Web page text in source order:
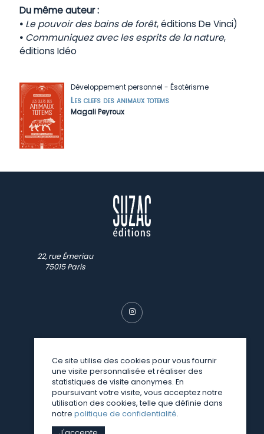
Du même auteur :
• Le pouvoir des bains de forêt, éditions De Vinci)
• Communiquez avec les esprits de la nature,
éditions Idéo
Développement personnel - Ésotérisme
Les clefs des animaux totems
Magali Peyroux
22, rue Émeriau
75015 Paris
© SUZAC 2026
une réalisation Sitedit
Ce site utilise des cookies pour vous fournir
une visite personnalisée et réaliser des
statistiques de visite anonymes. En
poursuivant votre visite, vous acceptez notre
utilisation des cookies, telle que définie dans
notre politique de confidentialité.